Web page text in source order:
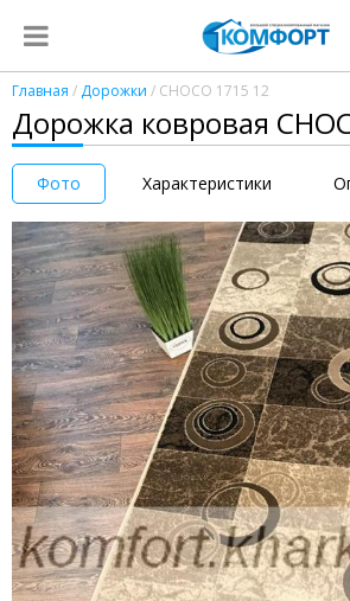
Главная / Дорожки / CHOCO 1715 12
Дорожка ковровая
Фото Характеристики